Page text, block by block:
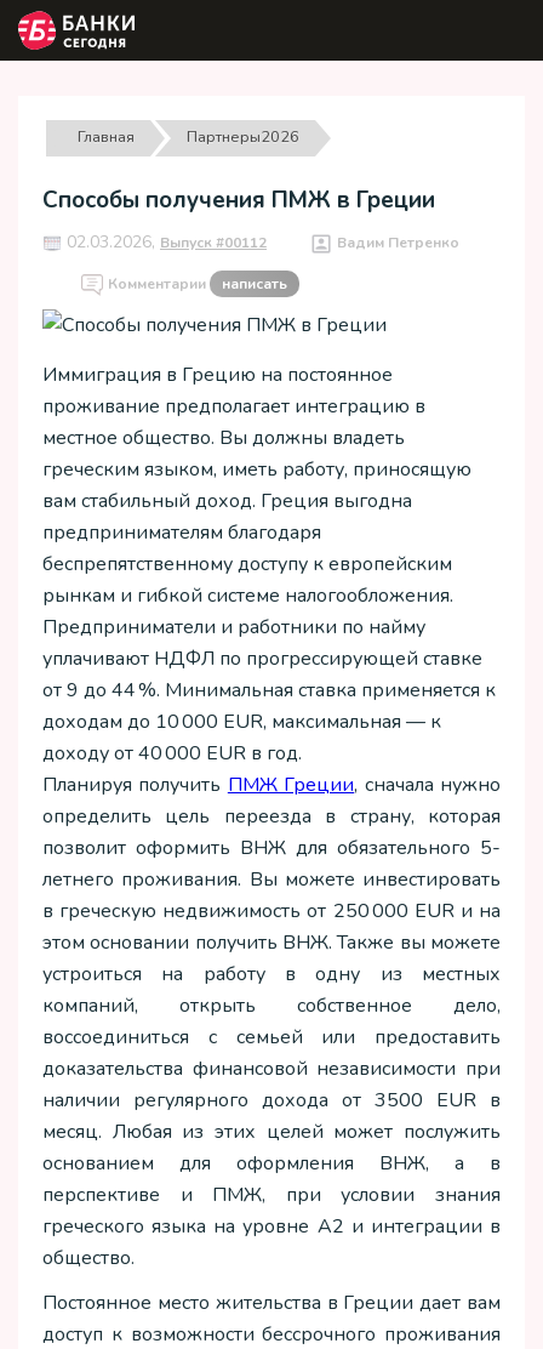
Главная Партнеры2026
Способы получения ПМЖ в Греции
02.03.2026, Выпуск #00112 Вадим Петренко
Комментарии написать
Иммиграция в Грецию на постоянное
проживание предполагает интеграцию в
местное общество. Вы должны владеть
греческим языком, иметь работу, приносящую
вам стабильный доход. Греция выгодна
предпринимателям благодаря
беспрепятственному доступу к европейским
рынкам и гибкой системе налогообложения.
Предприниматели и работники по найму
уплачивают НДФЛ по прогрессирующей ставке
от 9 до 44 %. Минимальная ставка применяется к
доходам до 10 000 EUR, максимальная — к
доходу от 40 000 EUR в год.
Планируя получить ПМЖ Греции, сначала нужно
определить цель переезда в страну, которая
позволит оформить ВНЖ для обязательного 5-
летнего проживания. Вы можете инвестировать
в греческую недвижимость от 250 000 EUR и на
этом основании получить ВНЖ. Также вы можете
устроиться на работу в одну из местных
компаний, открыть собственное дело,
воссоединиться с семьей или предоставить
доказательства финансовой независимости при
наличии регулярного дохода от 3500 EUR в
месяц. Любая из этих целей может послужить
основанием для оформления ВНЖ, а в
перспективе и ПМЖ, при условии знания
греческого языка на уровне А2 и интеграции в
общество.
Постоянное место жительства в Греции дает вам
доступ к возможности бессрочного проживания